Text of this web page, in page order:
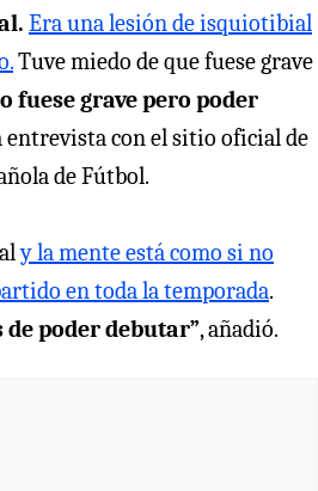
Era una lesión de isquiotibial
Tuve miedo de que fuese grave
fuese grave pero poder
entrevista con el sitio oficial de
de Fútbol.
y la mente está como si no
en toda la temporada.
de poder debutar”, añadió.